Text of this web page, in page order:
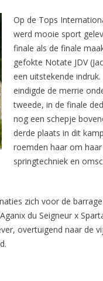
Op de Tops
werd mooie sport
finale als de finale
gefokte Notate JDV
een uitstekende
eindigde de merrie
tweede, in de finale
nog een schepje
derde plaats in dit
roemden haar om
springtechniek en
zich voor de
du Seigneur x
overtuigend naar de